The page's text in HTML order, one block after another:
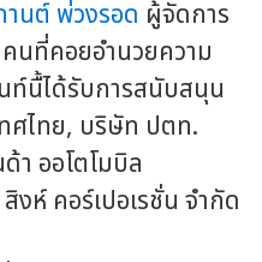
นต์ พ่วงรอด ผู้จัดการ
นที่คอยอำนวยความ
ท์นื้ได้รับการสนับสนุน
ศไทย, บริษัท ปตท.
า ออโตโมบิล
งห์ คอร์เปอเรชั่น จำกัด